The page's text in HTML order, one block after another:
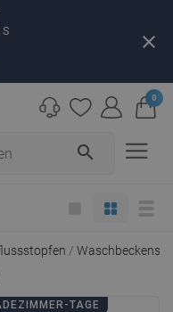
S close
search
0
TAGE